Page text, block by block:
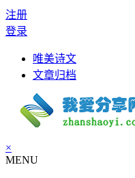
注册
登录
唯美诗文
文章归档
×
MENU